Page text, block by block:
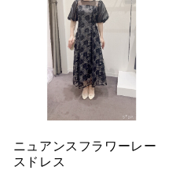
ニュアンスフラワーレー
スドレス